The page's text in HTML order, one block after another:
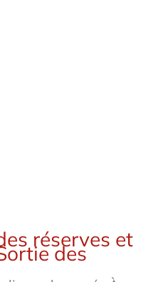
réserves et
des